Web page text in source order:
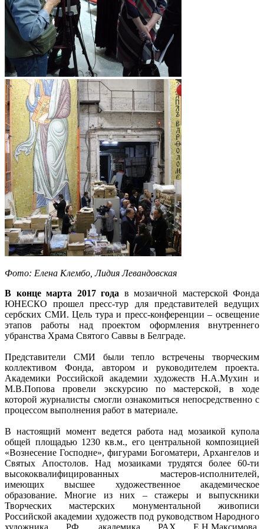
Фото: Елена Клембо, Лидия Левандовская
В конце марта 2017 года в мозаичной мастерской Фонда
ЮНЕСКО прошел пресс-тур для представителей ведущих
сербских СМИ. Цель тура и пресс-конференции – освещение
этапов работы над проектом оформления внутреннего
убранства Храма Святого Саввы в Белграде.
Представители СМИ были тепло встречены творческим
коллективом Фонда, автором и руководителем проекта.
Академики Российской академии художеств Н.А.Мухин и
М.В.Попова провели экскурсию по мастерской, в ходе
которой журналисты смогли ознакомиться непосредственно с
процессом выполнения работ в материале.
В настоящий момент ведется работа над мозаикой купола
общей площадью 1230 кв.м., его центральной композицией
«Вознесение Господне», фигурами Богоматери, Архангелов и
Святых Апостолов. Над мозаиками трудятся более 60-ти
высококвалифицированных мастеров-исполнителей,
имеющих высшее художественное академическое
образование. Многие из них – стажеры и выпускники
Творческих мастерских монументальной живописи
Российской академии художеств под руководством Народного
художника РФ, академика РАХ Е.Н.Максимова.